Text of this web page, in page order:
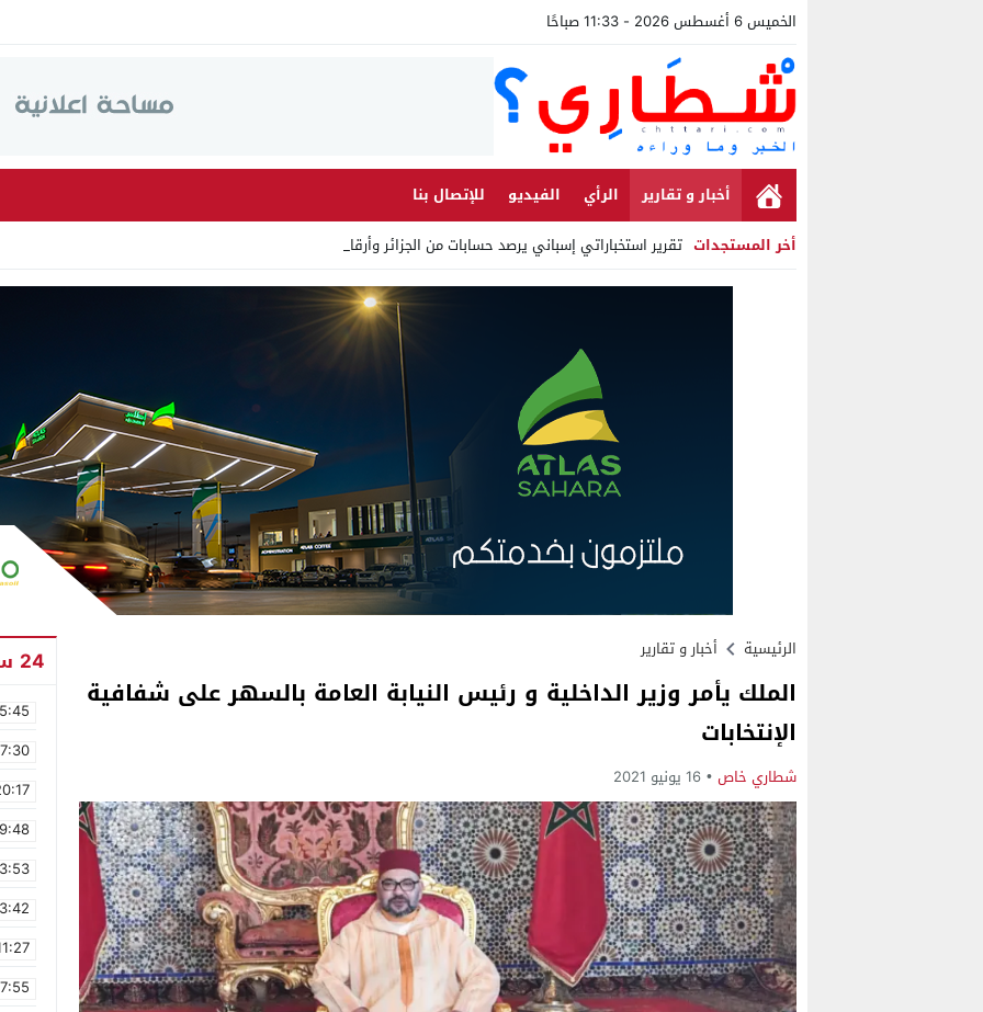
الخميس 6 أغسطس 2026 - 11:33 صباحًا
أخبار و تقارير الرأي الفيديو
للإتصال بنا
أخر المستجدات تقرير استخباراتي إسباني يرصد حسابات من الجزائر وأرقاما بـ”213+” _
Stop
الرئيسية أخبار و تقارير
الملك يأمر وزير الداخلية و رئيس النيابة العامة بالسهر على شفافية
الإنتخابات
شطاري خاص 16 يونيو 2021
24 ساعة